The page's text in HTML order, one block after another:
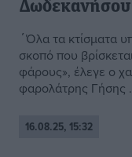
Δωδεκανήσου
΄Όλα τα κτίσματα
σκοπό που
φάρους», έλεγε ο
φαρολάτρης Γήσης
16.08.25, 15:32